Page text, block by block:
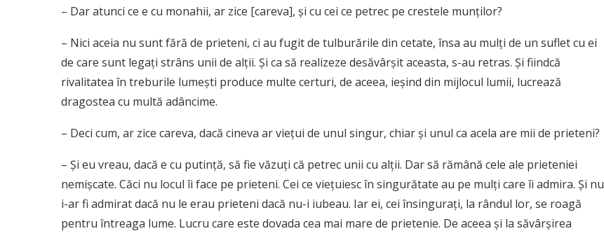
– Dar atunci ce e cu monahii, ar zice [careva], şi cu cei ce petrec pe crestele munţilor?
– Nici aceia nu sunt fără de prieteni, ci au fugit de tulburările din cetate, însa au mulţi de un suflet cu ei
de care sunt legaţi strâns unii de alţii. Şi ca să realizeze desăvârşit aceasta, s-au retras. Şi fiindcă
rivalitatea în treburile lumeşti produce multe certuri, de aceea, ieşind din mijlocul lumii, lucrează
dragostea cu multă adâncime.
– Deci cum, ar zice careva, dacă cineva ar vieţui de unul singur, chiar şi unul ca acela are mii de prieteni?
– Şi eu vreau, dacă e cu putinţă, să fie văzuţi că petrec unii cu alţii. Dar să rămână cele ale prieteniei
nemişcate. Căci nu locul îi face pe prieteni. Cei ce vieţuiesc în singurătate au pe mulţi care îi admira. Şi nu
i-ar fi admirat dacă nu le erau prieteni dacă nu-i iubeau. Iar ei, cei însinguraţi, la rândul lor, se roagă
pentru întreaga lume. Lucru care este dovada cea mai mare de prietenie. De aceea şi la săvârşirea